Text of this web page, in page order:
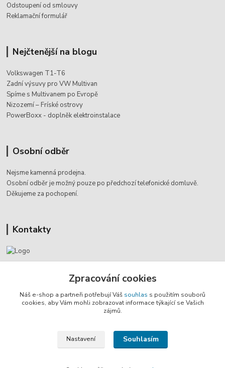
Odstoupení od smlouvy
Reklamační formulář
Nejčtenější na blogu
Volkswagen T1-T6
Zadní výsuvy pro VW Multivan
Spíme s Multivanem po Evropě
Nizozemí – Fríské ostrovy
PowerBoxx - doplněk elektroinstalace
Osobní odběr
Nejsme kamenná prodejna.
Osobní odběr je možný pouze po předchozí telefonické domluvě.
Děkujeme za pochopení.
Kontakty
+420 602 455 633
info@multivan-shop.cz
Zpracování cookies
Náš e-shop a partneři potřebují Váš souhlas s použitím souborů
cookies, aby Vám mohli zobrazovat informace týkající se Vašich
zájmů.
Nastavení Souhlasím